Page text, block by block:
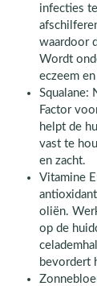
infecties
waardoor
Wordt
eczeem
Squalane:
Factor
helpt de
vast te
en zacht.
Vitamine
oliën.
op de
bevordert